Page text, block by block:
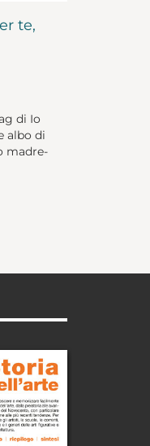
te,
di Io
albo di
madre-